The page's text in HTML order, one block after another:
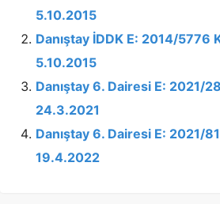
5.10.2015
Danıştay İDDK E: 2014/5776
5.10.2015
Danıştay 6. Dairesi E: 2021/
24.3.2021
Danıştay 6. Dairesi E: 2021/
19.4.2022